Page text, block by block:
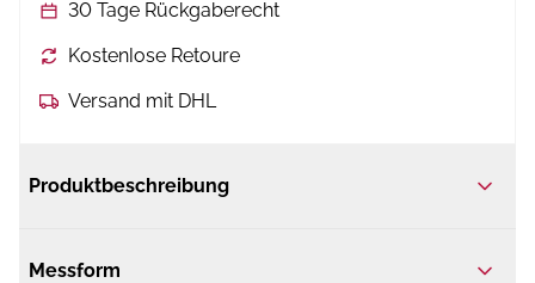
30 Tage Rückgaberecht
Kostenlose Retoure
Versand mit DHL
Produktbeschreibung
Messform